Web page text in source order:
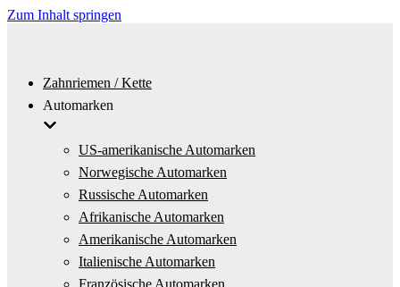
Zum Inhalt springen
Zahnriemen / Kette
Automarken
US-amerikanische Automarken
Norwegische Automarken
Russische Automarken
Afrikanische Automarken
Amerikanische Automarken
Italienische Automarken
Französische Automarken